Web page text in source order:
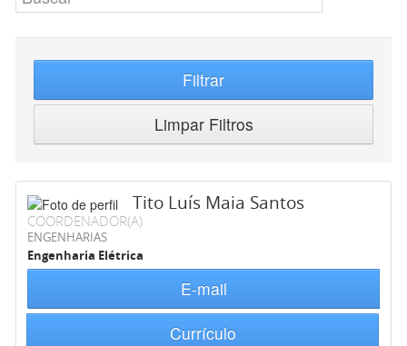
Filtrar
Limpar Filtros
Tito Luís Maia Santos
COORDENADOR(A)
ENGENHARIAS
Engenharia Elétrica
E-mail
Currículo